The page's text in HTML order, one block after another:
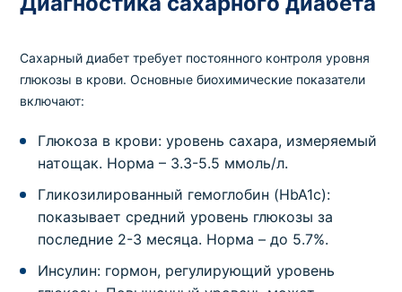
Тропонин I cito–test (качественно)
1062 1 день в клинике,на дому 200 грн
АЛТ
Код Срок Где можно сдать Цена
Альфа-1-антитрипсин
Где можно сдать Цена
Сахарный диабет требует постоянного контроля уровня
глюкозы в крови. Основные биохимические показатели
включают:
Глюкоза в крови: уровень сахара, измеряемый
натощак. Норма – 3.3-5.5 ммоль/л.
Гликозилированный гемоглобин (HbA1c):
показывает средний уровень глюкозы за
последние 2-3 месяца. Норма – до 5.7%.
Инсулин: гормон, регулирующий уровень